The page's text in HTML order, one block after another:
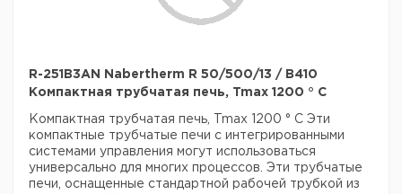
R-251B3AN Nabertherm R 50/500/13 / B410
Компактная трубчатая печь, Tmax 1200 ° C
Компактная трубчатая печь, Tmax 1200 ° C Эти
компактные трубчатые печи с интегрированными
системами управления могут использоваться
универсально для многих процессов. Эти трубчатые
печи, оснащенные стандартной рабочей трубкой из